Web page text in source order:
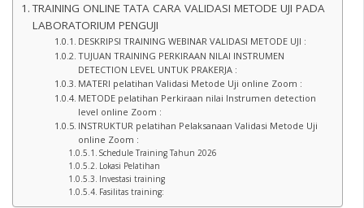
TRAINING ONLINE TATA CARA VALIDASI METODE UJI PADA
LABORATORIUM PENGUJI
DESKRIPSI TRAINING WEBINAR VALIDASI METODE UJI :
TUJUAN TRAINING PERKIRAAN NILAI INSTRUMEN
DETECTION LEVEL UNTUK PRAKERJA :
MATERI pelatihan Validasi Metode Uji online Zoom :
METODE pelatihan Perkiraan nilai Instrumen detection
level online Zoom :
INSTRUKTUR pelatihan Pelaksanaan Validasi Metode Uji
online Zoom :
Schedule Training Tahun 2026
Lokasi Pelatihan
Investasi training
Fasilitas training: